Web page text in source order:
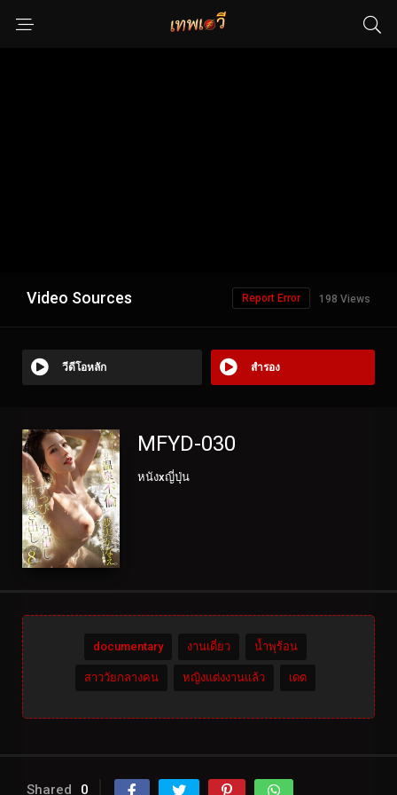
Video Sources 198 Views
Report Error
วีดีโอหลัก สำรอง
MFYD-030
หนังxญี่ปุ่น
documentary งานเดี่ยว น้ำพุร้อน
สาววัยกลางคน หญิงแต่งงานแล้ว เดต
Shared 0